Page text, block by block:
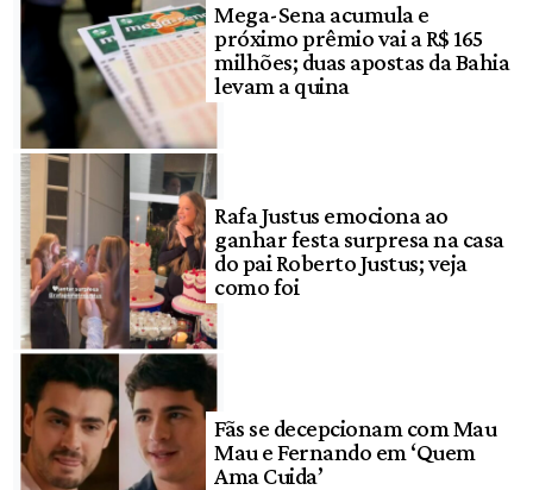
Mega-Sena acumula e
próximo prêmio vai a R$ 165
milhões; duas apostas da Bahia
levam a quina
Rafa Justus emociona ao
ganhar festa surpresa na casa
do pai Roberto Justus; veja
como foi
Fãs se decepcionam com Mau
Mau e Fernando em ‘Quem
Ama Cuida’